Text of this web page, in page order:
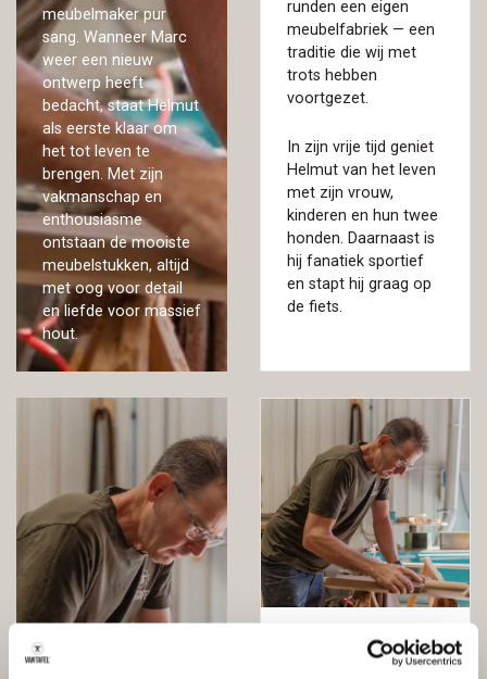
meubelmaker pur
sang. Wanneer Marc
weer een nieuw
ontwerp heeft
bedacht, staat Helmut
als eerste klaar om
het tot leven te
brengen. Met zijn
vakmanschap en
enthousiasme
ontstaan de mooiste
meubelstukken, altijd
met oog voor detail
en liefde voor massief
hout.
runden een eigen
meubelfabriek — een
traditie die wij met
trots hebben
voortgezet.
In zijn vrije tijd geniet
Helmut van het leven
met zijn vrouw,
kinderen en hun twee
honden. Daarnaast is
hij fanatiek sportief
en stapt hij graag op
de fiets.
Onze Helmut –
Meubelmaker